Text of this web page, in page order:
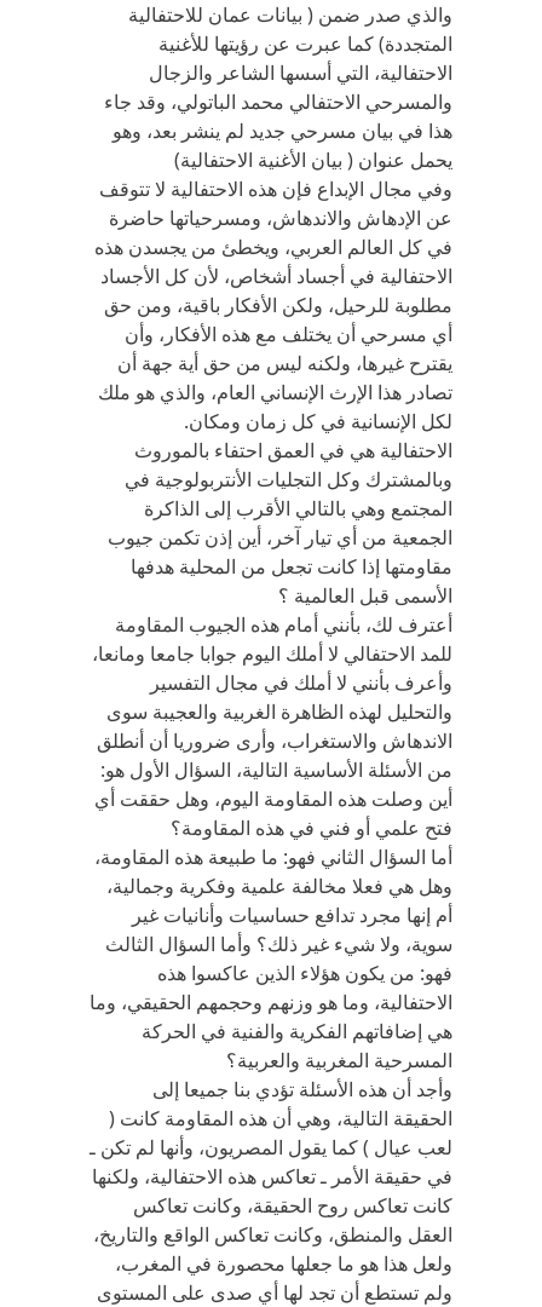
والذي صدر ضمن ( بيانات عمان للاحتفالية
المتجددة) كما عبرت عن رؤيتها للأغنية
الاحتفالية، التي أسسها الشاعر والزجال
والمسرحي الاحتفالي محمد الباتولي، وقد جاء
هذا في بيان مسرحي جديد لم ينشر بعد، وهو
يحمل عنوان ( بيان الأغنية الاحتفالية)
وفي مجال الإبداع فإن هذه الاحتفالية لا تتوقف
عن الإدهاش والاندهاش، ومسرحياتها حاضرة
في كل العالم العربي، ويخطئ من يجسدن هذه
الاحتفالية في أجساد أشخاص، لأن كل الأجساد
مطلوبة للرحيل، ولكن الأفكار باقية، ومن حق
أي مسرحي أن يختلف مع هذه الأفكار، وأن
يقترح غيرها، ولكنه ليس من حق أية جهة أن
تصادر هذا الإرث الإنساني العام، والذي هو ملك
لكل الإنسانية في كل زمان ومكان.
الاحتفالية هي في العمق احتفاء بالموروث
وبالمشترك وكل التجليات الأنتربولوجية في
المجتمع وهي بالتالي الأقرب إلى الذاكرة
الجمعية من أي تيار آخر، أين إذن تكمن جيوب
مقاومتها إذا كانت تجعل من المحلية هدفها
الأسمى قبل العالمية ؟
أعترف لك، بأنني أمام هذه الجيوب المقاومة
للمد الاحتفالي لا أملك اليوم جوابا جامعا ومانعا،
وأعرف بأنني لا أملك في مجال التفسير
والتحليل لهذه الظاهرة الغربية والعجيبة سوى
الاندهاش والاستغراب، وأرى ضروريا أن أنطلق
من الأسئلة الأساسية التالية، السؤال الأول هو:
أين وصلت هذه المقاومة اليوم، وهل حققت أي
فتح علمي أو فني في هذه المقاومة؟
أما السؤال الثاني فهو: ما طبيعة هذه المقاومة،
وهل هي فعلا مخالفة علمية وفكرية وجمالية،
أم إنها مجرد تدافع حساسيات وأنانيات غير
سوية، ولا شيء غير ذلك؟ وأما السؤال الثالث
فهو: من يكون هؤلاء الذين عاكسوا هذه
الاحتفالية، وما هو وزنهم وحجمهم الحقيقي، وما
هي إضافاتهم الفكرية والفنية في الحركة
المسرحية المغربية والعربية؟
وأجد أن هذه الأسئلة تؤدي بنا جميعا إلى
الحقيقة التالية، وهي أن هذه المقاومة كانت (
لعب عيال ) كما يقول المصريون، وأنها لم تكن ـ
في حقيقة الأمر ـ تعاكس هذه الاحتفالية، ولكنها
كانت تعاكس روح الحقيقة، وكانت تعاكس
العقل والمنطق، وكانت تعاكس الواقع والتاريخ،
ولعل هذا هو ما جعلها محصورة في المغرب،
ولم تستطع أن تجد لها أي صدى على المستوى